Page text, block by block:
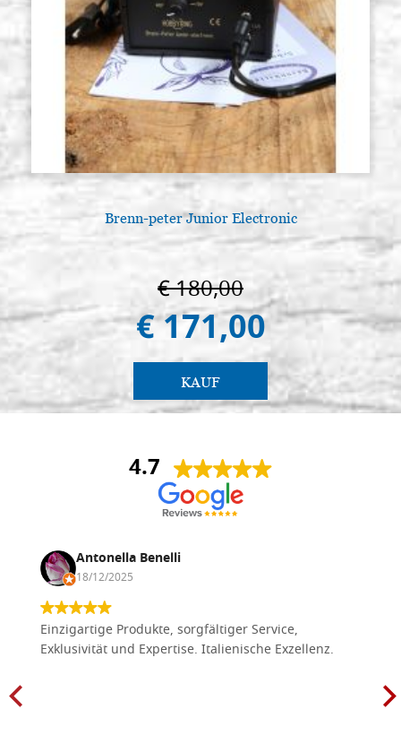
Brenn-peter Junior Electronic
€ 180,00
€ 171,00
KAUF
4.7
Antonella Benelli
18/12/2025
Einzigartige Produkte, sorgfältiger Service,
Exklusivität und Expertise. Italienische Exzellenz.